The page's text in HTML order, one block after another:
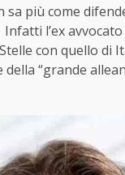
sa più come
l’ex
con quello di
“grande